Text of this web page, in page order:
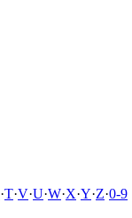
·T·V·U·W·X·Y·Z·0-9